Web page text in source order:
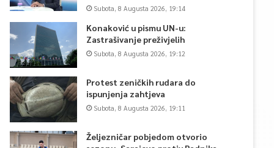
Subota, 8 Augusta 2026, 19:14
Konaković u pismu UN-u:
Zastrašivanje preživjelih
Subota, 8 Augusta 2026, 19:12
Protest zeničkih rudara do
ispunjenja zahtjeva
Subota, 8 Augusta 2026, 19:11
Željezničar pobjedom otvorio